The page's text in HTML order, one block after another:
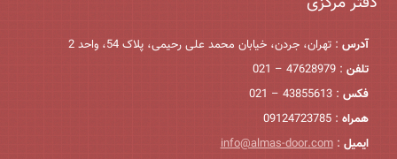
آدرس : تهران، جردن، خیابان محمد علی رحیمی، پلاک 54، واحد 2
تلفن : 47628979 – 021
فکس : 43855613 – 021
همراه : 09124723785
ایمیل :
info@almas-door.com